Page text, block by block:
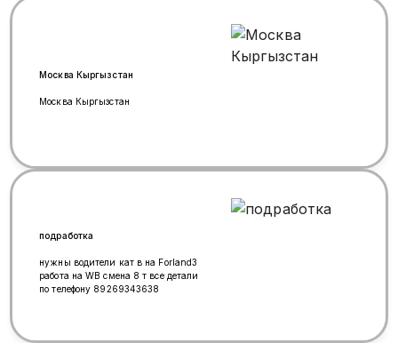
Москва Кыргызстан
Москва Кыргызстан
подработка
нужны водители кат в на Forland3
работа на WB смена 8 т все детали
по телефону 89269343638